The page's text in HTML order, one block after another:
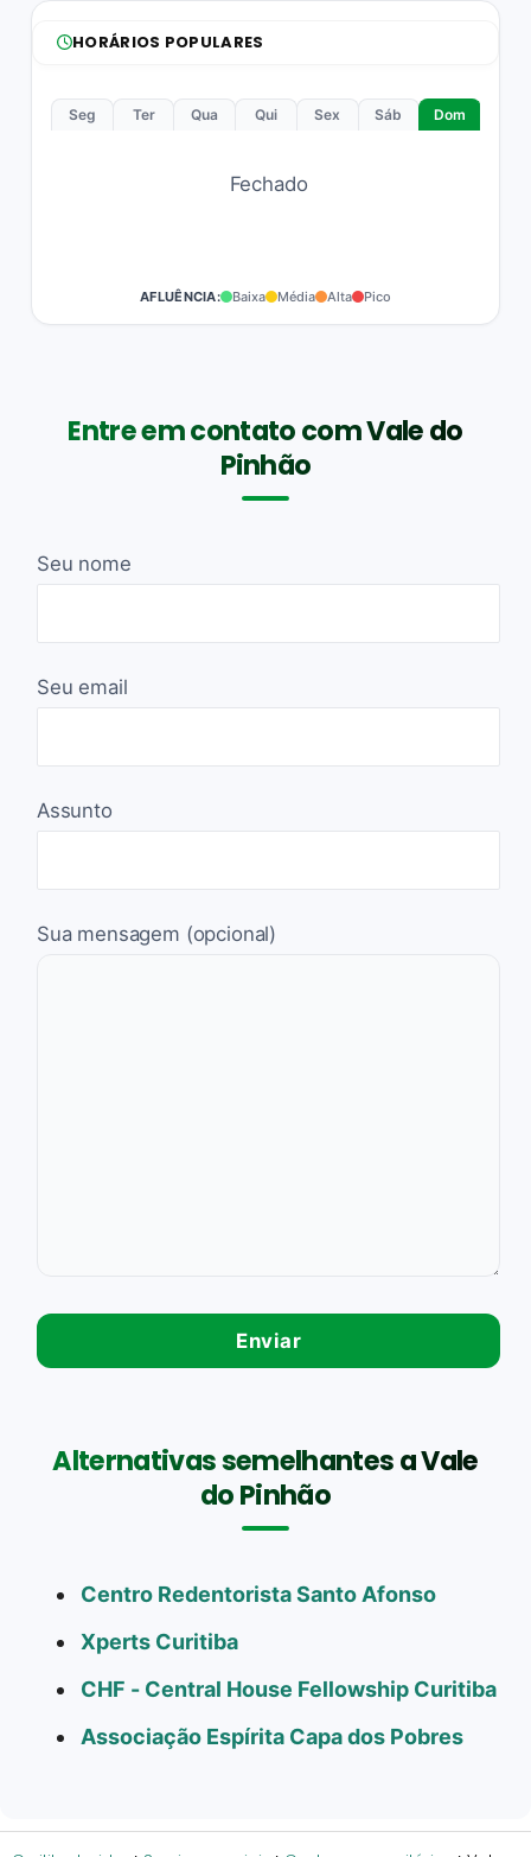
HORÁRIOS POPULARES
Seg Ter Qua Qui Sex Sáb Dom
Fechado
AFLUÊNCIA: Baixa Média Alta Pico
Entre em contato com Vale do
Pinhão
Seu nome
Seu email
Assunto
Sua mensagem (opcional)
Alternativas semelhantes a Vale
do Pinhão
Centro Redentorista Santo Afonso
Xperts Curitiba
CHF - Central House Fellowship Curitiba
Associação Espírita Capa dos Pobres